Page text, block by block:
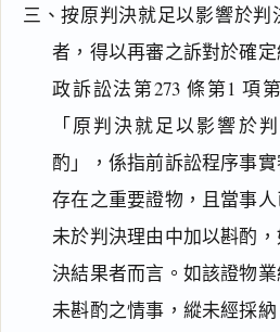
三、按原判決就足以影響於
者，得以再審之訴對於確
政訴訟法第273 條第1 項
「原判決就足以影響於
酌」，係指前訴訟程序事
存在之重要證物，且當事
未於判決理由中加以斟酌
決結果者而言。如該證物
未斟酌之情事，縱未經採